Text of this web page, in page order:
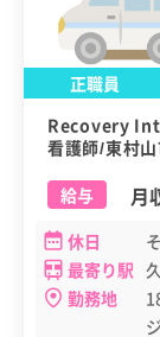
正職員
Recovery
看護師/東村
給与
月
休日
最寄り駅
勤務地